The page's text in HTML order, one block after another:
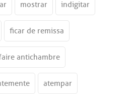
mostrar indigitar
ficar de remissa
antichambre
atempar